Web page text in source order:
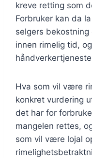
kreve retting som
Forbruker kan da
selgers
innen rimelig tid,
Hva som vil være
konkret vurdering
det har for
mangelen rettes,
som vil være lojal